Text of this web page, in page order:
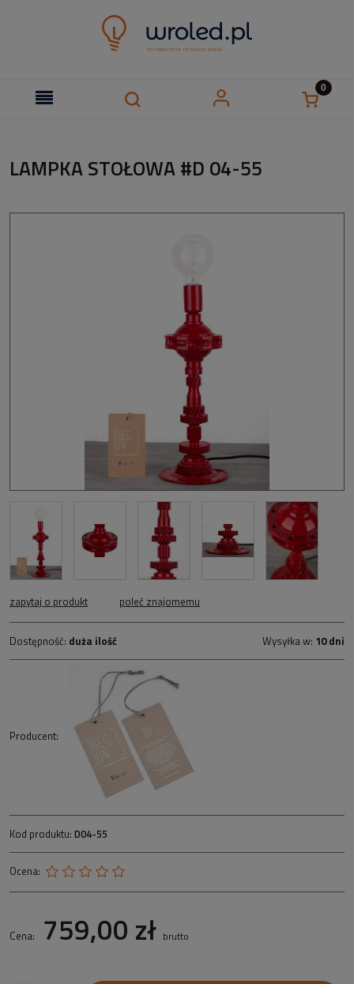
LAMPKA STOŁOWA #D 04-55
zapytaj o produkt poleć znajomemu
Dostępność: duża ilość Wysyłka w: 10 dni
Producent:
Kod produktu: D04-55
Ocena:
Cena: 759,00 zł brutto